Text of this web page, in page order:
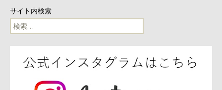
ナ
ビ
サイト内検索
検
索: